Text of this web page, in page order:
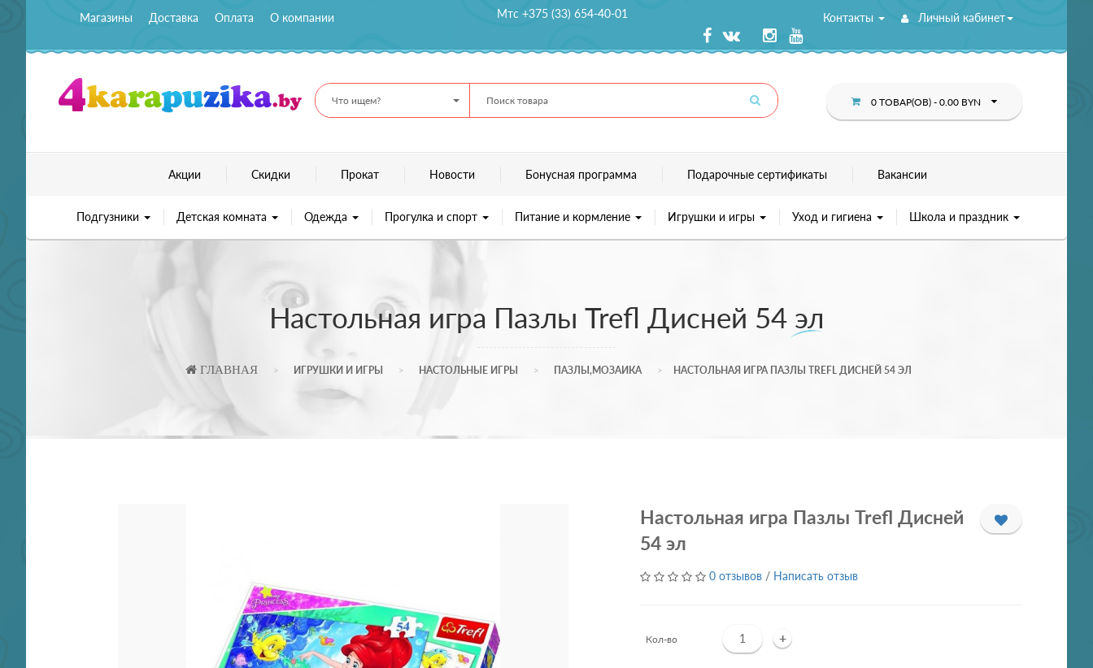
Магазины Доставка Оплата О компании Мтс +375 (33) 654-40-01 Контакты Личный кабинет
Что ищем? 0 ТОВАР(ОВ) - 0.00 BYN
Акции Скидки Прокат Новости Бонусная программа Подарочные сертификаты Вакансии
Подгузники Детская комната Одежда Прогулка и спорт Питание и кормление Игрушки и игры Уход и гигиена Школа и праздник
Настольная игра Пазлы Trefl Дисней 54 эл
ГЛАВНАЯ ИГРУШКИ И ИГРЫ НАСТОЛЬНЫЕ ИГРЫ ПАЗЛЫ,МОЗАИКА НАСТОЛЬНАЯ ИГРА ПАЗЛЫ TREFL ДИСНЕЙ 54 ЭЛ
Настольная игра Пазлы Trefl Дисней
54 эл
0 отзывов / Написать отзыв
Кол-во +